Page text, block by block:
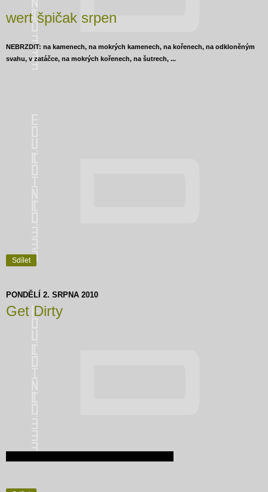
wert špičak srpen
NEBRZDIT: na kamenech, na mokrých kamenech, na kořenech, na odkloněným
svahu, v zatáčce, na mokrých kořenech, na šutrech, ...
Sdílet
PONDĚLÍ 2. SRPNA 2010
Get Dirty